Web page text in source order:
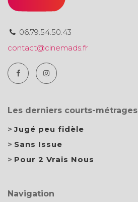
06.79.54.50.43
contact@cinemads.fr
Les derniers courts-métrages
Jugé peu fidèle
Sans Issue
Pour 2 Vrais Nous
Navigation